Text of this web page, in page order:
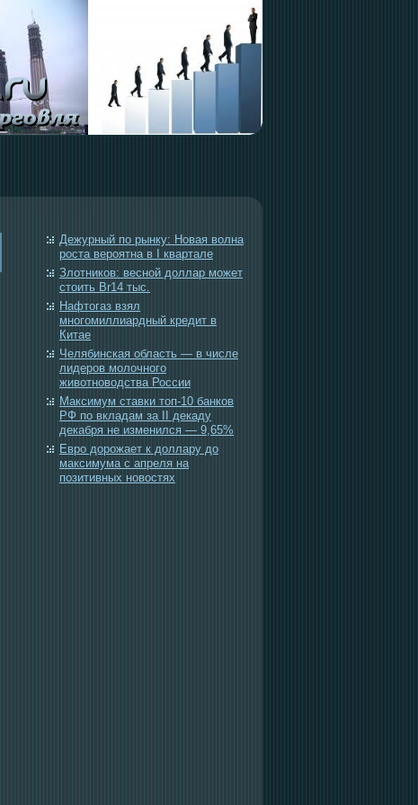
Дежурный по рынку: Новая волна
роста вероятна в I квартале
Злотников: весной доллар может
стоить Br14 тыс.
Нафтогаз взял
многомиллиардный кредит в
Китае
Челябинская область — в числе
лидеров молочного
животноводства России
Максимум ставки топ-10 банков
РФ по вкладам за II декаду
декабря не изменился — 9,65%
Евро дорожает к доллару до
максимума с апреля на
позитивных новостях